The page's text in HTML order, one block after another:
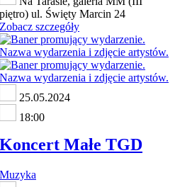
piętro) ul. Święty Marcin 24
Zobacz szczegóły
25.05.2024
18:00
Koncert Małe TGD
Muzyka